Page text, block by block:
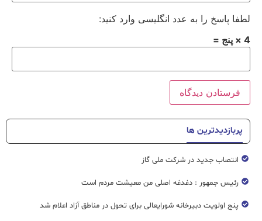
لطفا پاسخ را به عدد انگلیسی وارد کنید:
4 × پنج =
پربازدیدترین ها
انتصاب جدید در شرکت ملی گاز
رئیس جمهور : دغدغه اصلی من معیشت مردم است
پنج اولویت دبیرخانه شورایعالی برای تحول در مناطق آزاد اعلام شد